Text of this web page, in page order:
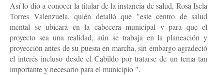
Así lo dio a conocer la titular de la instancia de salud, Rosa Isela
Torres Valenzuela, quién detalló que "este centro de salud
mental se ubicará en la cabecera municipal y para que el
proyecto sea una realidad, aún se trabaja en la planeación y
proyección antes de su puesta en marcha, sin embargo agradeció
el interés incluso desde el Cabildo por tratarse de un tema tan
importante y necesario para el municipio ".